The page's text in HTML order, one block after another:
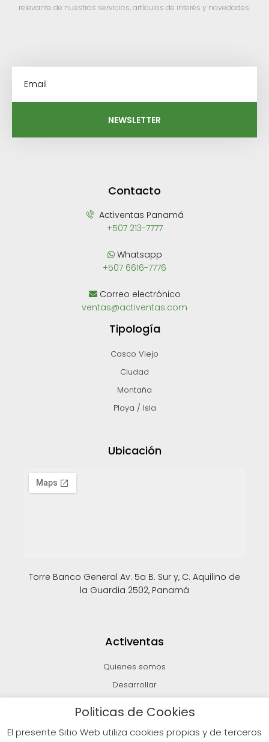
relevante de nuestros servicios, artículos de interés y novedades.
NEWSLETTER
Contacto
Activentas Panamá
+507 213-7777
Whatsapp
+507 6616-7776
Correo electrónico
ventas@activentas.com
Tipología
Casco Viejo
Ciudad
Montaña
Playa / Isla
Ubicación
Torre Banco General Av. 5a B. Sur y, C. Aquilino de
la Guardia 2502, Panamá
Activentas
Quienes somos
Desarrollar
Blog
Politicas de Cookies
El presente Sitio Web utiliza cookies propias y de terceros